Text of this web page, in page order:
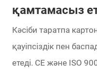
қамтамасыз
Кәсіби таратпа
қауіпсіздік пен
етеді. CE және ISO